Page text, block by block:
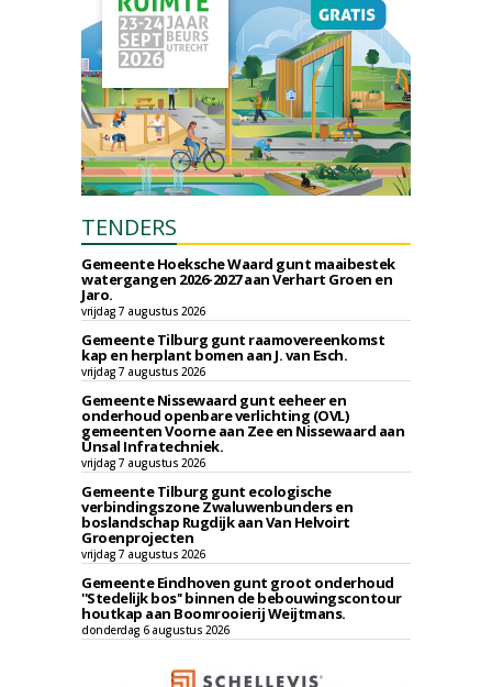
TENDERS
Gemeente Hoeksche Waard gunt maaibestek
watergangen 2026-2027 aan Verhart Groen en
Jaro.
vrijdag 7 augustus 2026
Gemeente Tilburg gunt raamovereenkomst
kap en herplant bomen aan J. van Esch.
vrijdag 7 augustus 2026
Gemeente Nissewaard gunt eeheer en
onderhoud openbare verlichting (OVL)
gemeenten Voorne aan Zee en Nissewaard aan
Ünsal Infratechniek.
vrijdag 7 augustus 2026
Gemeente Tilburg gunt ecologische
verbindingszone Zwaluwenbunders en
boslandschap Rugdijk aan Van Helvoirt
Groenprojecten
vrijdag 7 augustus 2026
Gemeente Eindhoven gunt groot onderhoud
''Stedelijk bos'' binnen de bebouwingscontour
houtkap aan Boomrooierij Weijtmans.
donderdag 6 augustus 2026